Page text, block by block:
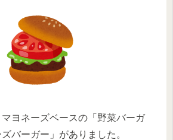
ヨネーズベースの「野菜バーガ
バーガー」がありました。